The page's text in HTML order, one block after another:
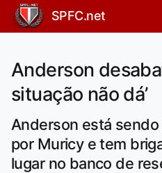
SPFC.net
Anderson
situação não dá’
Anderson está
por Muricy e tem
lugar no banco de